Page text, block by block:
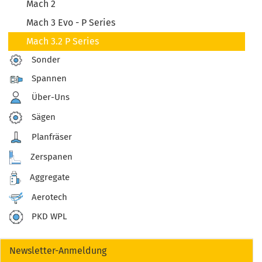
Mach 2
Mach 3 Evo - P Series
Mach 3.2 P Series
Sonder
Spannen
Über-Uns
Sägen
Planfräser
Zerspanen
Aggregate
Aerotech
PKD WPL
Newsletter-Anmeldung